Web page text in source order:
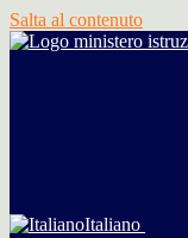
Salta al contenuto
Italiano